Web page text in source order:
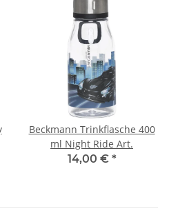
Beckmann Trinkflasche 400
ml Night Ride Art.
14,00 € *